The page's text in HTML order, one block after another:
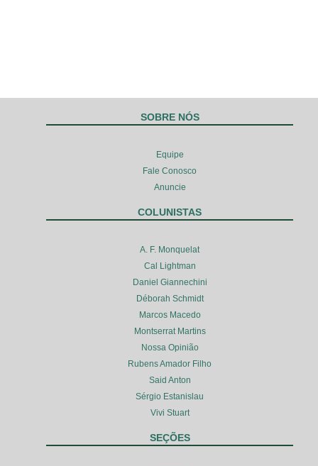
SOBRE NÓS
Equipe
Fale Conosco
Anuncie
COLUNISTAS
A. F. Monquelat
Cal Lightman
Daniel Giannechini
Déborah Schmidt
Marcos Macedo
Montserrat Martins
Nossa Opinião
Rubens Amador Filho
Said Anton
Sérgio Estanislau
Vivi Stuart
SEÇÕES